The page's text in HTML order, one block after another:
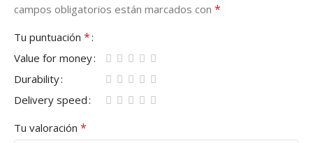
campos obligatorios están marcados con *
Tu puntuación *
Value for money
Durability
Delivery speed
Tu valoración *